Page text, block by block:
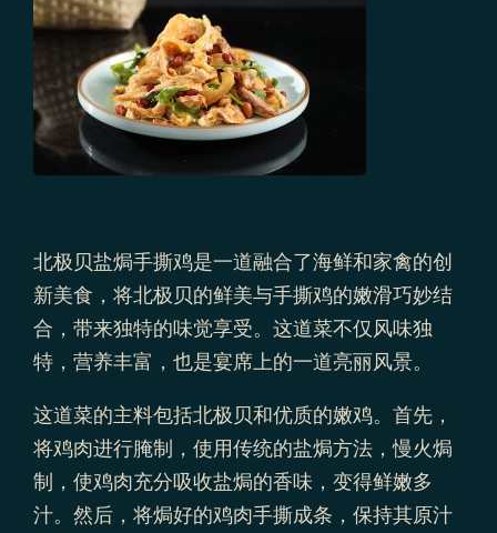
北极贝盐焗手撕鸡是一道融合了海鲜和家禽的创
新美食，将北极贝的鲜美与手撕鸡的嫩滑巧妙结
合，带来独特的味觉享受。这道菜不仅风味独
特，营养丰富，也是宴席上的一道亮丽风景。
这道菜的主料包括北极贝和优质的嫩鸡。首先，
将鸡肉进行腌制，使用传统的盐焗方法，慢火焗
制，使鸡肉充分吸收盐焗的香味，变得鲜嫩多
汁。然后，将焗好的鸡肉手撕成条，保持其原汁